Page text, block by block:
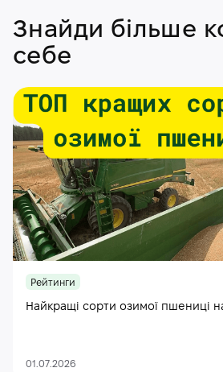
Знайди більше
себе
Рейтинги
Найкращі сорти озимої пшениці
01.07.2026